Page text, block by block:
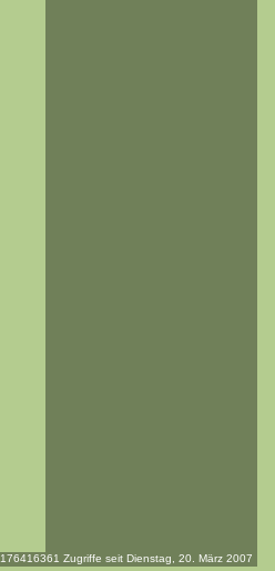
176416361 Zugriffe seit Dienstag, 20. März 2007